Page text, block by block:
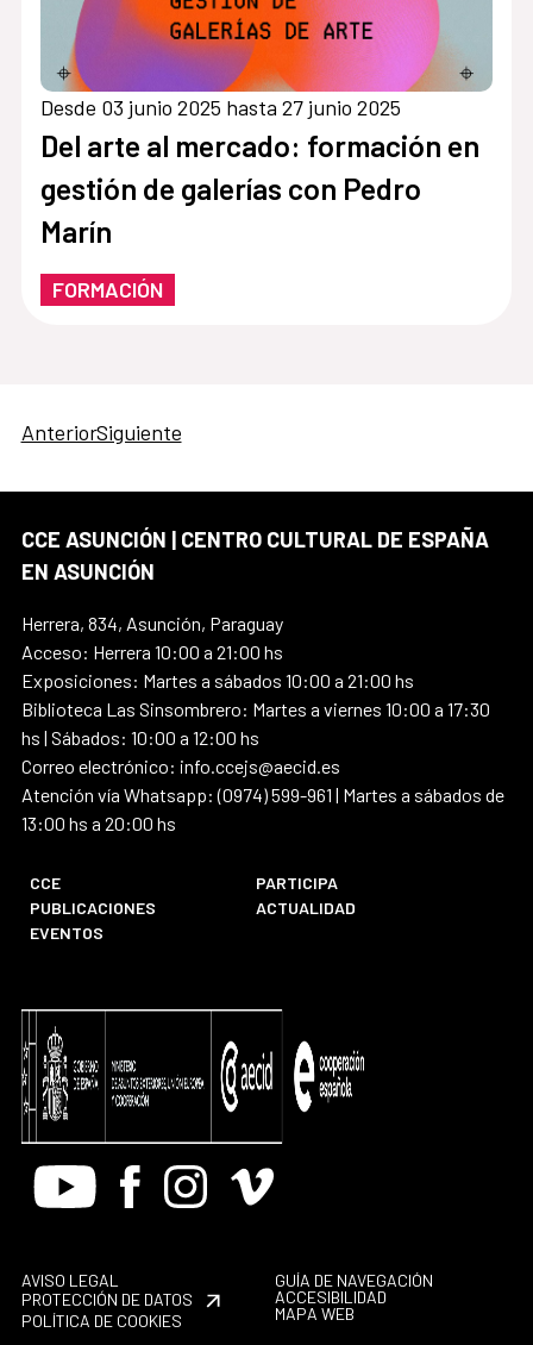
Desde 03 junio 2025 hasta 27 junio 2025
Del arte al mercado: formación en
gestión de galerías con Pedro
Marín
FORMACIÓN
AnteriorSiguiente
CCE ASUNCIÓN | CENTRO CULTURAL DE ESPAÑA
EN ASUNCIÓN
Herrera, 834, Asunción, Paraguay
Acceso: Herrera 10:00 a 21:00 hs
Exposiciones: Martes a sábados 10:00 a 21:00 hs
Biblioteca Las Sinsombrero: Martes a viernes 10:00 a 17:30
hs | Sábados: 10:00 a 12:00 hs
Correo electrónico: info.ccejs@aecid.es
Atención vía Whatsapp: (0974) 599-961 | Martes a sábados de
13:00 hs a 20:00 hs
CCE
PARTICIPA
PUBLICACIONES
ACTUALIDAD
EVENTOS
Youtube FacebookInstagram
Vimeo
AVISO LEGAL
PROTECCIÓN DE DATOS
POLÍTICA DE COOKIES
GUÍA DE NAVEGACIÓN
ACCESIBILIDAD
MAPA WEB